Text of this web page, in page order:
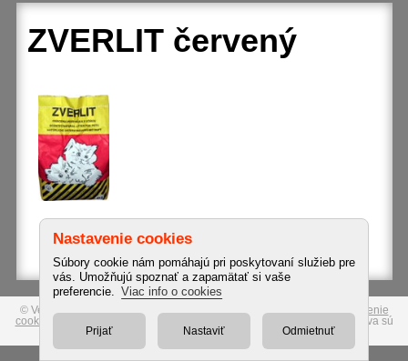
ZVERLIT červený
© Veterinárna ambulancia MVDr. Radoslav Rigler, 2009-2023 |Nastavenie
cookies
| Autorské práva sú
vyhradené | Design & hostingA.I.S. - webové stránky